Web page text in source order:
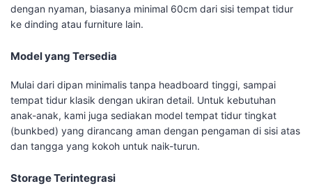
dengan nyaman, biasanya minimal 60cm dari sisi tempat tidur
ke dinding atau furniture lain.
Model yang Tersedia
Mulai dari dipan minimalis tanpa headboard tinggi, sampai
tempat tidur klasik dengan ukiran detail. Untuk kebutuhan
anak-anak, kami juga sediakan model tempat tidur tingkat
(bunkbed) yang dirancang aman dengan pengaman di sisi atas
dan tangga yang kokoh untuk naik-turun.
Storage Terintegrasi